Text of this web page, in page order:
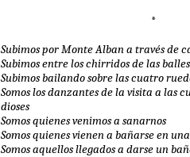
*
Subimos por Monte Alban a través de
Subimos entre los chirridos de las
Subimos bailando sobre las cuatro
Somos los danzantes de la visita a las
dioses
Somos quienes venimos a sanarnos
Somos quienes vienen a bañarse en
Somos aquellos llegados a darse un